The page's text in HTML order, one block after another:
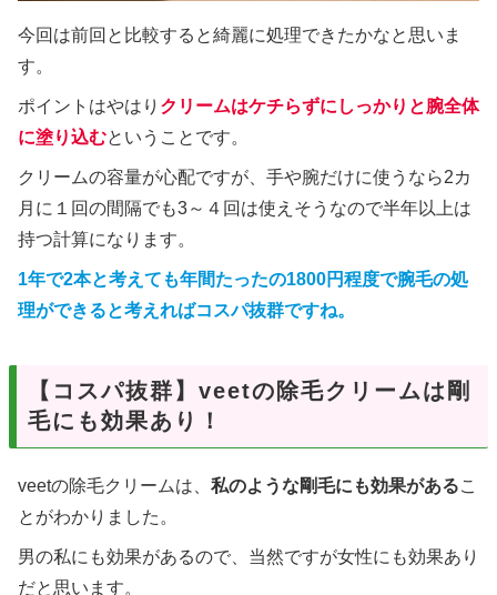
今回は前回と比較すると綺麗に処理できたかなと思いま
す。
ポイントはやはり クリームはケチらずにしっかりと腕全体
に塗り込むということです。
クリームの容量が心配ですが、手や腕だけに使うなら2カ
月に１回の間隔でも3～４回は使えそうなので半年以上は
持つ計算になります。
1年で2本と考えても年間たったの1800円程度で腕毛の処
理ができると考えればコスパ抜群ですね。
【コスパ抜群】veetの除毛クリームは剛
毛にも効果あり！
veetの除毛クリームは、 私のような剛毛にも効果があるこ
とがわかりました。
男の私にも効果があるので、当然ですが女性にも効果あり
だと思います。